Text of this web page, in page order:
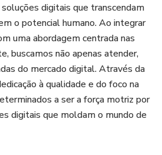
digitais que transcendam
o potencial humano. Ao integrar
uma abordagem centrada nas
buscamos não apenas atender,
do mercado digital. Através da
à qualidade e do foco na
a ser a força motriz por
digitais que moldam o mundo de